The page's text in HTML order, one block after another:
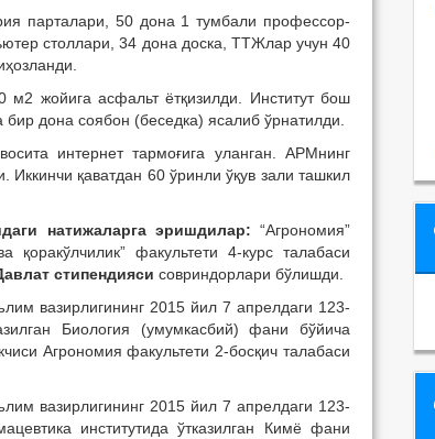
парталари, 50 дона 1 тумбали профессор-
столлари, 34 дона доска, ТТЖлар учун 40
жиҳозланди.
м2 жойига асфальт ётқизилди. Институт бош
дона соябон (беседка) ясалиб ўрнатилди.
интернет тармоғига уланган. АРМнинг
Иккинчи қаватдан 60 ўринли ўқув зали ташкил
натижаларга эришдилар: “Агрономия”
қоракўлчилик” факультети 4-курс талабаси
стипендияси совриндорлари бўлишди.
вазирлигининг 2015 йил 7 апрелдаги 123-
Биология (умумкасбий) фани бўйича
Агрономия факультети 2-босқич талабаси
вазирлигининг 2015 йил 7 апрелдаги 123-
институтида ўтказилган Кимё фани